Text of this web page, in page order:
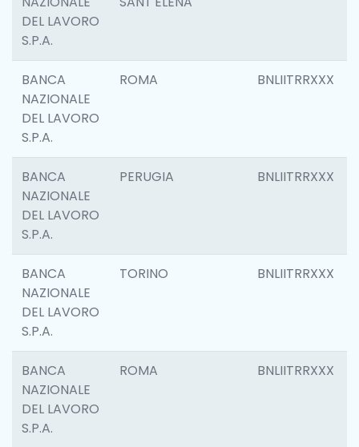
DEL LAVORO
S.P.A.
BANCA
NAZIONALE
DEL LAVORO
S.P.A.
ROMA BNLIITRRXXX
BANCA
NAZIONALE
DEL LAVORO
S.P.A.
PERUGIA BNLIITRRXXX
BANCA
NAZIONALE
DEL LAVORO
S.P.A.
TORINO BNLIITRRXXX
BANCA
NAZIONALE
DEL LAVORO
S.P.A.
ROMA BNLIITRRXXX